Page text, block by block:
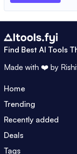
Find Best AI Tools
Made with ❤️ by
Home
Trending
Recently added
Deals
Tags